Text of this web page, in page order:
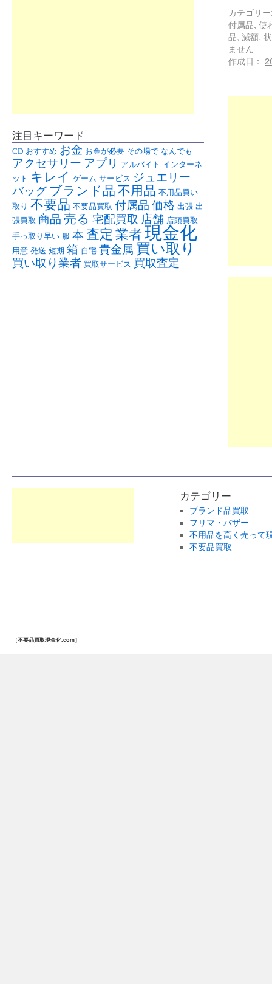
カテゴリ
付属品, 使
品, 減額,
ません
作成日：
注目キーワード
CD おすすめ お金 お金が必要 その場で なんでも
アクセサリー アプリ アルバイト インターネ
ット
キレイ ゲーム サービス ジュエリー
バッグ ブランド品 不用品 不用品買い
取り 不要品 不要品買取 付属品 価格 出張 出
張買取 商品 売る 宅配買取 店舗 店頭買取
手っ取り早い 服 本 査定 業者 現金化
用意 発送 短期 箱 自宅 貴金属 買い取り
買い取り業者 買取サービス 買取査定
カテゴリー
ブランド品買取
フリマ・バザー
不用品を高く売って
不要品買取
［不要品買取現金化.com］